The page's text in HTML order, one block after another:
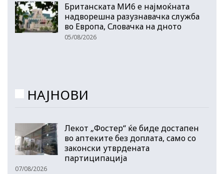
Британската МИ6 е најмоќната
надворешна разузнавачка служба
во Европа, Словачка на дното
05/08/2026
НАЈНОВИ
Лекот „Фостер“ ќе биде достапен
во аптеките без доплата, само со
законски утврдената
партиципација
07/08/2026